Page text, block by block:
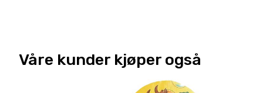
Våre kunder kjøper også